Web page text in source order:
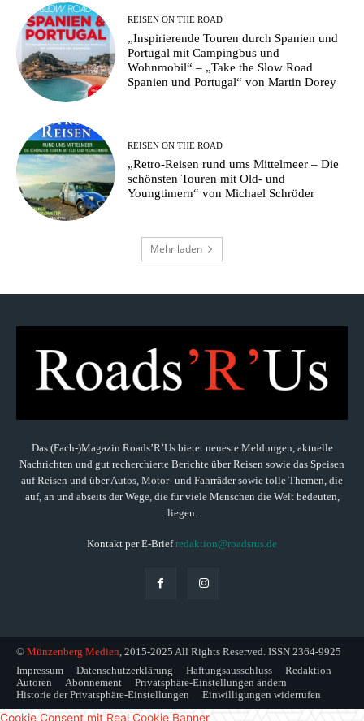
REISEN ON THE ROAD
„Inspirierende Touren durch Spanien und
Portugal mit Campingbus und
Wohnmobil“ – „Take the Slow Road
Spanien und Portugal“ von Martin Dorey
REISEN ON THE ROAD
„Retro-Reisen rund ums Mittelmeer – Die
schönsten Touren mit Old- und
Youngtimern“ von Michael Schröder
Mehr laden
Das (Fach-)Magazin Roads’R’Us bietet neueste Meldungen, aktuelle
Nachrichten und gut recherchierte Berichte über Reisen sowie das Speisen
auf Reisen und über Autos, Motor- und Fahrräder sowie tolle Themen, die
auf, an und abseits der Wege, die für viele Menschen die Welt bedeuten,
liegen.
Kontakt per E-Briefredaktion@roadsrus.de
© Münzenberg Medien , 2015-2025 All Rights Reserved. ISSN 2364-9925
Impressum
Datenschutzerklärung Haftungsausschluss
Redaktion
Autoren
Abonnement
Privatsphäre-Einstellungen ändern
Historie der Privatsphäre-Einstellungen
Einwilligungen widerrufen
Cookie Consent mit Real Cookie Banner